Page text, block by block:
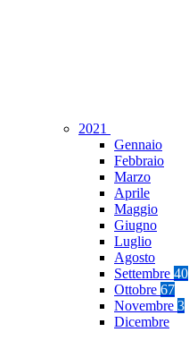
2021
Gennaio
Febbraio
Marzo
Aprile
Maggio
Giugno
Luglio
Agosto
Settembre 40
Ottobre 67
Novembre 3
Dicembre